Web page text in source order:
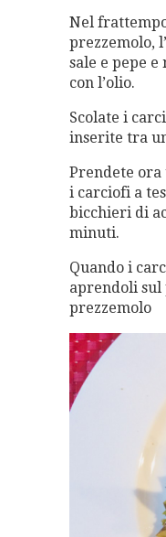
Nel
prezzemolo,
sale e pepe e
con l’olio.
Scolate i
inserite tra
Prendete
i carciofi a
bicchieri di
minuti.
Quando i
aprendoli sul
prezzemolo